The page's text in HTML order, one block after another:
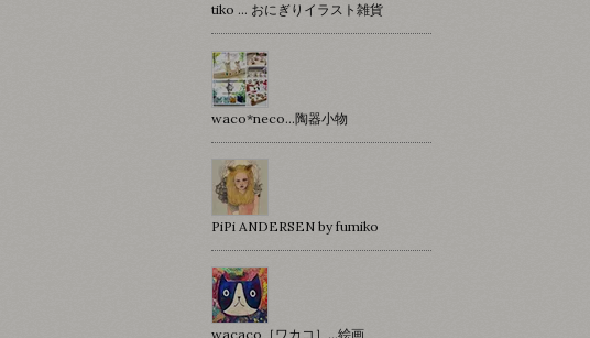
tiko … おにぎりイラスト雑貨
waco*neco...陶器小物
PiPi ANDERSEN by fumiko
wacaco［ワカコ］…絵画